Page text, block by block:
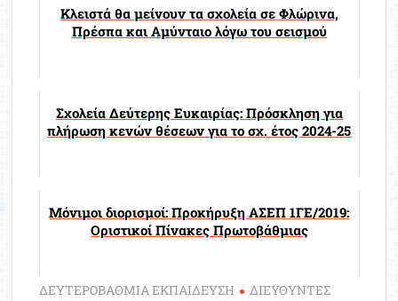
Κλειστά θα μείνουν τα σχολεία σε Φλώρινα,
Πρέσπα και Αμύνταιο λόγω του σεισμού
Σχολεία Δεύτερης Ευκαιρίας: Πρόσκληση για
πλήρωση κενών θέσεων για το σχ. έτος 2024-25
Μόνιμοι διορισμοί: Προκήρυξη ΑΣΕΠ 1ΓΕ/2019:
Οριστικοί Πίνακες Πρωτοβάθμιας
ΔΕΥΤΕΡΟΒΑΘΜΙΑ ΕΚΠΑΙΔΕΥΣΗ
ΔΙΕΥΘΥΝΤΕΣ